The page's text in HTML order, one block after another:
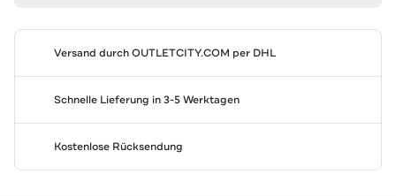
Versand durchOUTLETCITY.COM per DHL
Schnelle Lieferung in 3-5 Werktagen
Kostenlose Rücksendung